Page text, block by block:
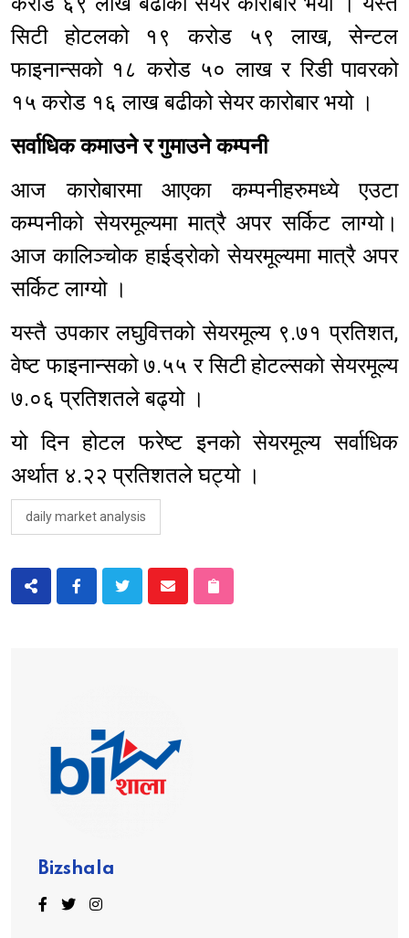
सिटी होटलको १९ करोड ५९ लाख, सेन्टल
फाइनान्सको १८ करोड ५० लाख र रिडी पावरको
१५ करोड १६ लाख बढीको सेयर कारोबार भयो ।
सर्वाधिक कमाउने र गुमाउने कम्पनी
आज कारोबारमा आएका कम्पनीहरुमध्ये एउटा
कम्पनीको सेयरमूल्यमा मात्रै अपर सर्किट लाग्यो।
आज कालिञ्चोक हाईड्रोको सेयरमूल्यमा मात्रै अपर
सर्किट लाग्यो ।
यस्तै उपकार लघुवित्तको सेयरमूल्य ९.७१ प्रतिशत,
वेष्ट फाइनान्सको ७.५५ र सिटी होटल्सको सेयरमूल्य
७.०६ प्रतिशतले बढ्यो ।
यो दिन होटल फरेष्ट इनको सेयरमूल्य सर्वाधिक
अर्थात ४.२२ प्रतिशतले घट्यो ।
daily market analysis
Bizshala